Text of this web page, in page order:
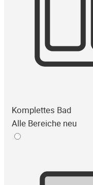
Komplettes Bad
Alle Bereiche neu